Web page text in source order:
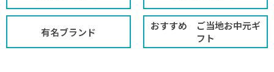
有名ブランド
おすすめ ご当地お中元ギ
フト